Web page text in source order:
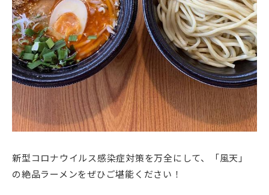
新型コロナウイルス感染症対策を万全にして、「風天」
の絶品ラーメンをぜひご堪能ください！